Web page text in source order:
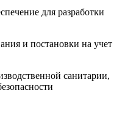
для разработки
и постановки на учет
санитарии,